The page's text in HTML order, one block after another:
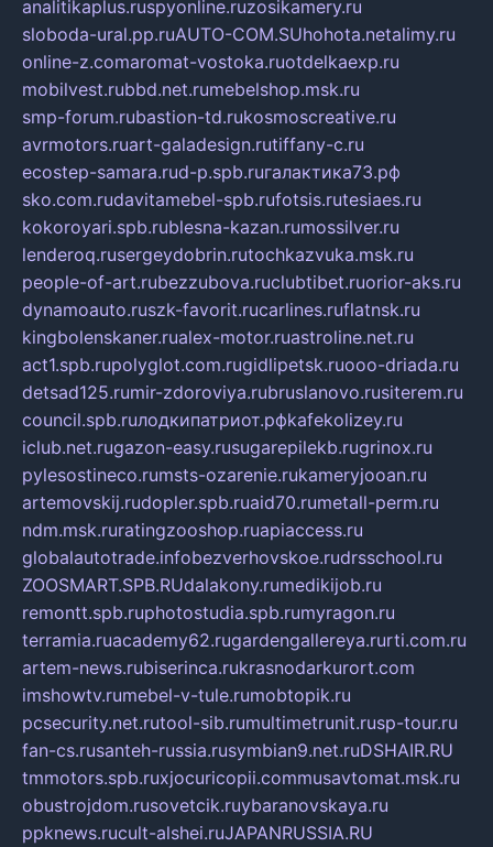
analitikaplus.ruspyonline.ruzosikamery.ru
sloboda-ural.pp.ruAUTO-COM.SUhohota.netalimy.ru
online-z.comaromat-vostoka.ruotdelkaexp.ru
mobilvest.rubbd.net.rumebelshop.msk.ru
smp-forum.rubastion-td.rukosmoscreative.ru
avrmotors.ruart-galadesign.rutiffany-c.ru
ecostep-samara.rud-p.spb.ruгалактика73.рф
sko.com.rudavitamebel-spb.rufotsis.rutesiaes.ru
kokoroyari.spb.rublesna-kazan.rumossilver.ru
lenderoq.rusergeydobrin.rutochkazvuka.msk.ru
people-of-art.rubezzubova.ruclubtibet.ruorior-aks.ru
dynamoauto.ruszk-favorit.rucarlines.ruflatnsk.ru
kingbolenskaner.rualex-motor.ruastroline.net.ru
act1.spb.rupolyglot.com.rugidlipetsk.ruooo-driada.ru
detsad125.rumir-zdoroviya.rubruslanovo.rusiterem.ru
council.spb.ruлодкипатриот.рфkafekolizey.ru
iclub.net.rugazon-easy.rusugarepilekb.rugrinox.ru
pylesostineco.rumsts-ozarenie.rukameryjooan.ru
artemovskij.rudopler.spb.ruaid70.rumetall-perm.ru
ndm.msk.ruratingzooshop.ruapiaccess.ru
globalautotrade.infobezverhovskoe.rudrsschool.ru
ZOOSMART.SPB.RUdalakony.rumedikijob.ru
remontt.spb.ruphotostudia.spb.rumyragon.ru
terramia.ruacademy62.rugardengallereya.rurti.com.ru
artem-news.rubiserinca.rukrasnodarkurort.com
imshowtv.rumebel-v-tule.rumobtopik.ru
pcsecurity.net.rutool-sib.rumultimetrunit.rusp-tour.ru
fan-cs.rusanteh-russia.rusymbian9.net.ruDSHAIR.RU
tmmotors.spb.ruxjocuricopii.commusavtomat.msk.ru
obustrojdom.rusovetcik.ruybaranovskaya.ru
ppknews.rucult-alshei.ruJAPANRUSSIA.RU